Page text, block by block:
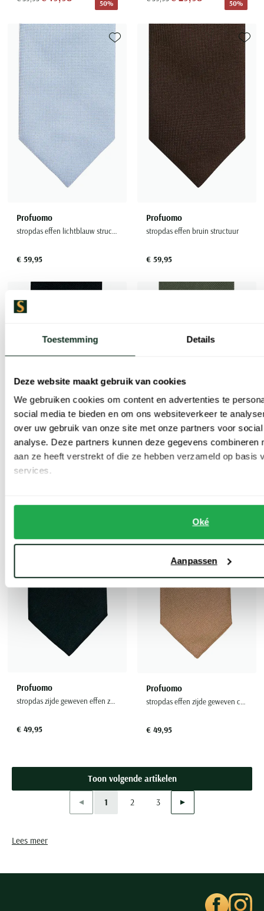
Toestemming Details
Deze website maakt gebruik van cookies
We gebruiken cookies om content en advertenties te
social media te bieden en om ons websiteverkeer te
over uw gebruik van onze site met onze partners voor
analyse. Deze partners kunnen deze gegevens combineren
aan ze heeft verstrekt of die ze hebben verzameld op basis
services.
Oké
Aanpassen
50%
50%
Profuomo
stropdas effen lichtblauw structuur
€ 59,95
Toevoegen aan favorieten
Profuomo
stropdas effen bruin structuur
€ 59,95
Profuomo
stropdas zwart effen 100% zijde
Profuomo
Profuomo
stropdas zijde geweven effen zwart
€ 49,95
Toevoegen aan favorieten
Profuomo
stropdas effen zijde geweven camel
€ 49,95
Toon volgende artikelen
Vorige
1 2
Page
3 Volgende
Lees meer